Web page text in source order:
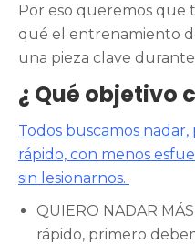
Por eso queremos que
qué el entrenamiento
una pieza clave
¿ Qué objetivo
Todos buscamos
rápido, con menos
sin lesionarnos.
QUIERO NADAR
rápido, primero